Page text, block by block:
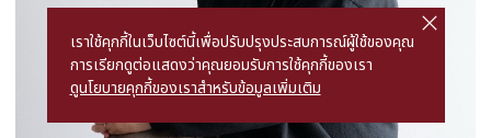
เราใช้คุกกี้ในเว็บไซต์นี้เพื่อปรับปรุงประสบการณ์ผู้ใช้ของคุณ
การเรียกดูต่อแสดงว่าคุณยอมรับการใช้คุกกี้ของเรา
ดูนโยบายคุกกี้ของเราสำหรับข้อมูลเพิ่มเติม
o
s